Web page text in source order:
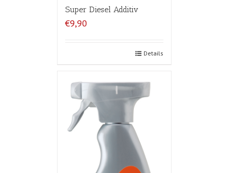
Super Diesel Additiv
€9,90
Details